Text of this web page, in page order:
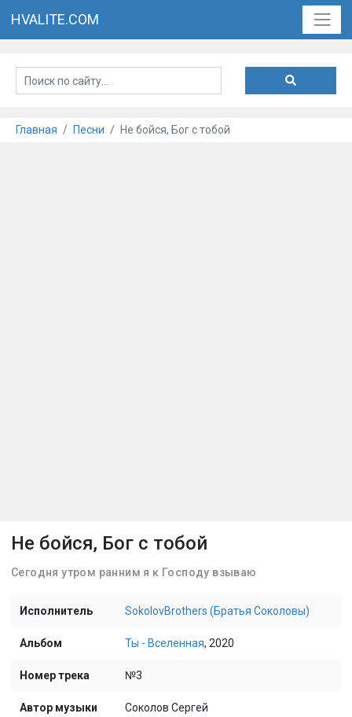
HVALITE.COM
Главная Песни Не бойся, Бог с тобой
Не бойся, Бог с тобой
Сегодня утром ранним я к Господу взываю
Исполнитель SokolovBrothers (Братья Соколовы)
Альбом Ты - Вселенная, 2020
Номер трека №3
Автор музыки Соколов Сергей